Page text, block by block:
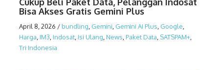
Bisa Akses Gratis Gemini Plus
April 8, 2026 /bundling Gemini Gemini AI Plus Google
Harga IM3 Indosat Isi Ulang News Paket Data SATSPAM+
Tri Indonesia